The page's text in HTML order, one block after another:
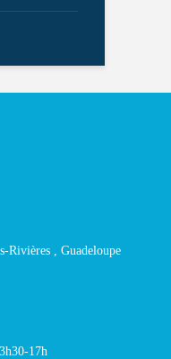
Rivières , Guadeloupe
17h